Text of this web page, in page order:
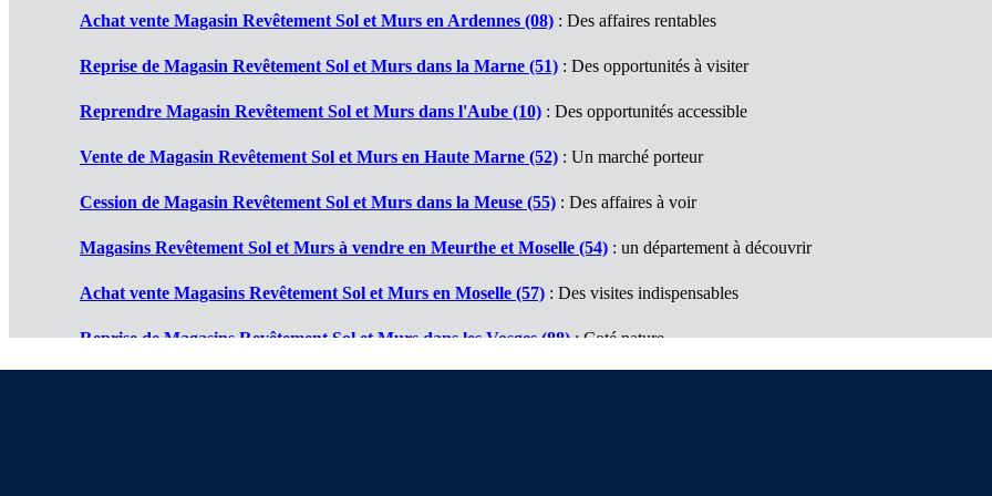
Achat vente Magasin Revêtement Sol et Murs en Ardennes (08) : Des affaires rentables
Reprise de Magasin Revêtement Sol et Murs dans la Marne (51) : Des opportunités à visiter
Reprendre Magasin Revêtement Sol et Murs dans l'Aube (10) : Des opportunités accessible
Vente de Magasin Revêtement Sol et Murs en Haute Marne (52) : Un marché porteur
Cession de Magasin Revêtement Sol et Murs dans la Meuse (55) : Des affaires à voir
Magasins Revêtement Sol et Murs à vendre en Meurthe et Moselle (54) : un département à découvrir
Achat vente Magasins Revêtement Sol et Murs en Moselle (57) : Des visites indispensables
Reprise de Magasins Revêtement Sol et Murs dans les Vosges (88): Coté nature